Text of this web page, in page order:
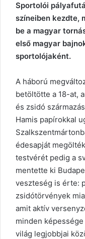
Sportolói
színeiben kezdte,
be a magyar
első magyar
sportolójaként.
A háború
betöltötte a 18-at,
és zsidó
Hamis papírokkal
édesapját
testvérét pedig a
mentette ki
veszteség is érte:
zsidótörvények
amit aktív
minden
világ legjobbjai